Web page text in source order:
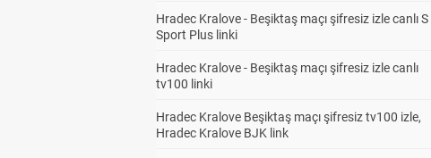
Hradec Kralove - Beşiktaş maçı şifresiz izle canlı S
Sport Plus linki
Hradec Kralove - Beşiktaş maçı şifresiz izle canlı
tv100 linki
Hradec Kralove Beşiktaş maçı şifresiz tv100 izle,
Hradec Kralove BJK link